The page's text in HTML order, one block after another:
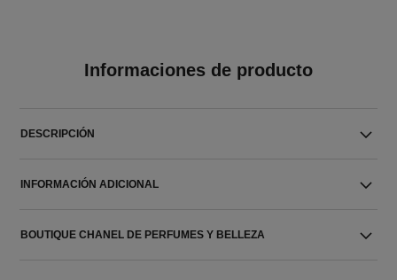
Informaciones de producto
DESCRIPCIÓN
INFORMACIÓN ADICIONAL
BOUTIQUE CHANEL DE PERFUMES Y BELLEZA